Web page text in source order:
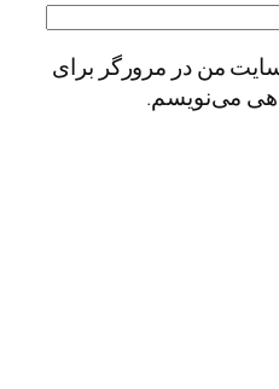
من در مرورگر برای
می‌نویسم.